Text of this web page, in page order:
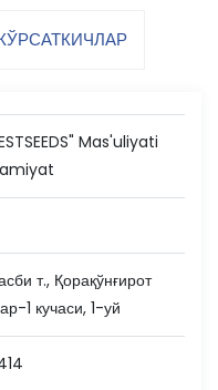
Mas'uliyati
т., Қорақўнғирот
1 кучаси, 1-уй